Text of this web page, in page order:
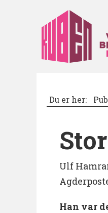
Du er her:
Ulf
Han var